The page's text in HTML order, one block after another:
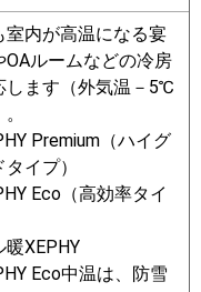
室内が高温になる宴
OAルームなどの冷房
します（外気温－5℃
Premium（ハイグ
イプ）
Eco（高効率タイ
暖XEPHY
Eco中温は、防雪